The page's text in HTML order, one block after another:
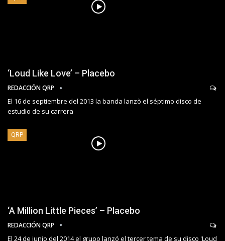
‘Loud Like Love’ – Placebo
REDACCIÓN QRP
El 16 de septiembre del 2013 la banda lanzò el séptimo disco de
estudio de su carrera
QRP
‘A Million Little Pieces’ – Placebo
REDACCIÓN QRP
El 24 de junio del 2014 el grupo lanzó el tercer tema de su disco 'Loud